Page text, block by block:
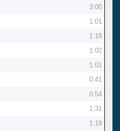
3:00
1:01
1:18
1:02
1:01
0:41
0:54
1:31
1:19